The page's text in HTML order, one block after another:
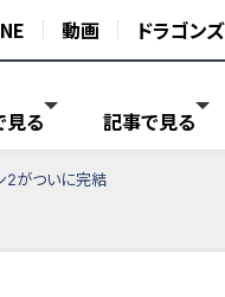
動画 ドラゴンズ
見る 記事で見る
2がついに完結